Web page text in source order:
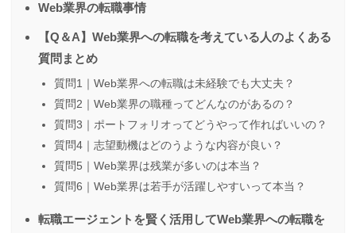
Web業界の転職事情
【Q＆A】Web業界への転職を考えている人のよくある
質問まとめ
質問1｜Web業界への転職は未経験でも大丈夫？
質問2｜Web業界の職種ってどんなのがあるの？
質問3｜ポートフォリオってどうやって作ればいいの？
質問4｜志望動機はどのうような内容が良い？
質問5｜Web業界は残業が多いのは本当？
質問6｜Web業界は若手が活躍しやすいって本当？
転職エージェントを賢く活用してWeb業界への転職を